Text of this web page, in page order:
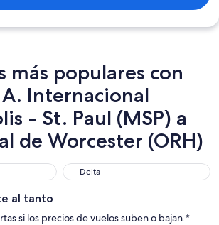
más populares con
Internacional
- St. Paul (MSP) a
de Worcester (ORH)
Delta
Delta
al tanto
si los precios de vuelos suben o bajan.*